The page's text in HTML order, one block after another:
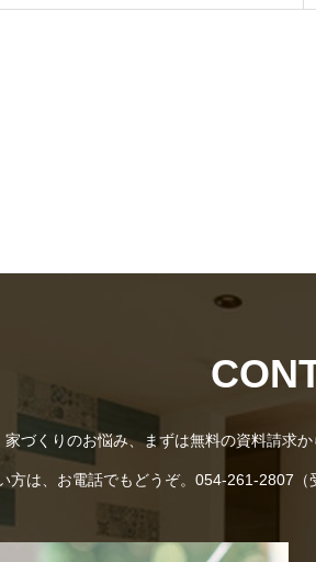
家づくりのお悩み、まずは無料の資料請求
方は、お電話でもどうぞ。054-261-2807